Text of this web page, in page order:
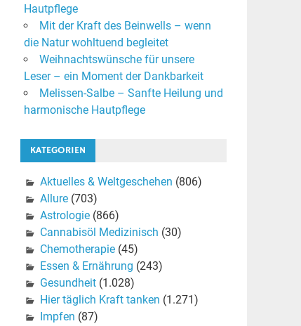
Hautpflege
Mit der Kraft des Beinwells – wenn
die Natur wohltuend begleitet
Weihnachtswünsche für unsere
Leser – ein Moment der Dankbarkeit
Melissen-Salbe – Sanfte Heilung und
harmonische Hautpflege
KATEGORIEN
Aktuelles & Weltgeschehen (806)
Allure(703)
Astrologie(866)
Cannabisöl Medizinisch (30)
Chemotherapie(45)
Essen & Ernährung (243)
Gesundheit(1.028)
Hier täglich Kraft tanken (1.271)
Impfen (87)